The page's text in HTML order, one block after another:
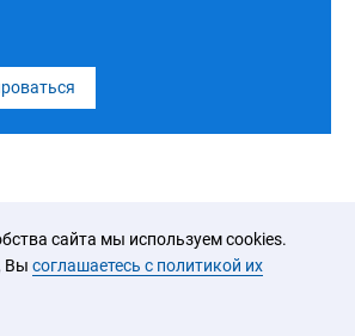
сайта мы используем cookies.
Вы соглашаетесь с политикой их